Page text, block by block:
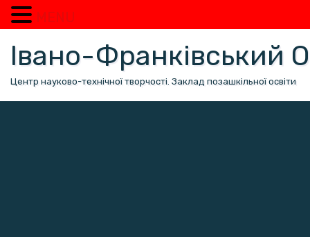
вмісту
Івано-Франківський
Центр науково-технічної творчості. Заклад позашкільної освіти
MENU